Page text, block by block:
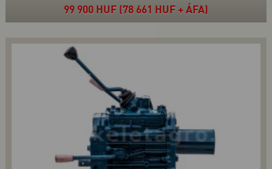
99 900 HUF (78 661 HUF + ÁFA)